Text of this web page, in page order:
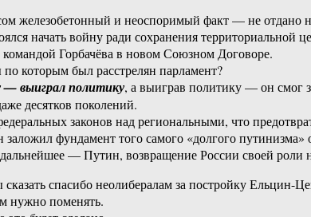
железобетонный и неоспоримый факт — не
начать войну ради сохранения
Горбачёва в новом Союзном Договоре.
которым был расстрелян парламент?
— выиграл политику, а выиграв политику — он смог
десятков поколений.
законов над региональными, что
фундамент того самого «долгого
дальнейшее — Путин, возвращение России своей
спасибо неолибералам за постройку Ельцин-
нужно поменять.